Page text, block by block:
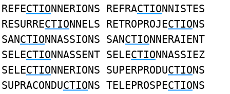
REFECTIONNERIONS REFRACTIONNISTES
RESURRECTIONNELS RETROPROJECTIONS
SANCTIONNASSIONS SANCTIONNERAIENT
SELECTIONNASSENT SELECTIONNASSIEZ
SELECTIONNERIONS SUPERPRODUCTIONS
SUPRACONDUCTIONS TELEPROSPECTIONS